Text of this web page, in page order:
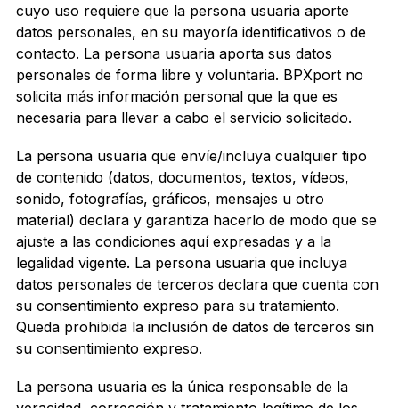
cuyo uso requiere que la persona usuaria aporte
datos personales, en su mayoría identificativos o de
contacto. La persona usuaria aporta sus datos
personales de forma libre y voluntaria. BPXport no
solicita más información personal que la que es
necesaria para llevar a cabo el servicio solicitado.
La persona usuaria que envíe/incluya cualquier tipo
de contenido (datos, documentos, textos, vídeos,
sonido, fotografías, gráficos, mensajes u otro
material) declara y garantiza hacerlo de modo que se
ajuste a las condiciones aquí expresadas y a la
legalidad vigente. La persona usuaria que incluya
datos personales de terceros declara que cuenta con
su consentimiento expreso para su tratamiento.
Queda prohibida la inclusión de datos de terceros sin
su consentimiento expreso.
La persona usuaria es la única responsable de la